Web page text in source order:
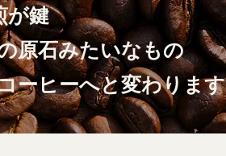
が鍵
原石みたいなもの
ーヒーへと変わります